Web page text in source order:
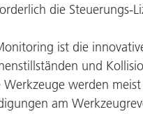
die Steuerungs-
ist die
und
werden
am